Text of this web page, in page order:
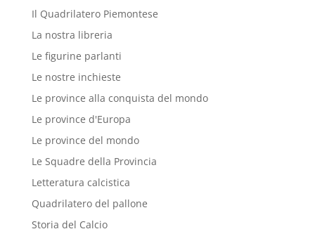
Il Quadrilatero Piemontese
La nostra libreria
Le figurine parlanti
Le nostre inchieste
Le province alla conquista del mondo
Le province d'Europa
Le province del mondo
Le Squadre della Provincia
Letteratura calcistica
Quadrilatero del pallone
Storia del Calcio